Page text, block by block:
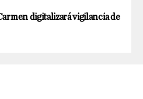
digitalizará vigilancia de